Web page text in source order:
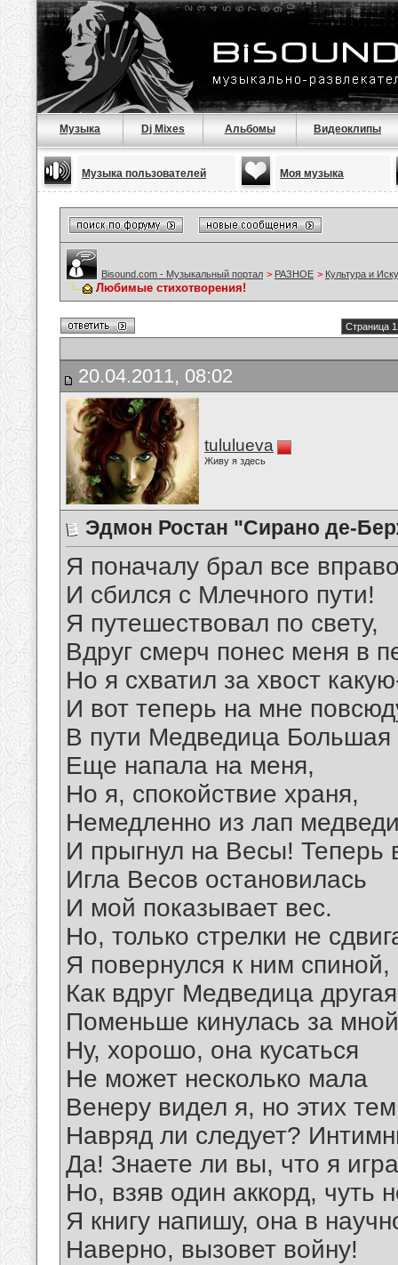
Музыка Dj Mixes Альбомы Видеоклипы
Музыка пользователей Моя музыка
Bisound.com - Музыкальный портал > РАЗНОЕ > Культура и
Любимые стихотворения!
Страница
20.04.2011, 08:02
tululueva
Живу я здесь
Эдмон Ростан "Сирано де-
Я поначалу брал все
И сбился с Млечного пути!
Я путешествовал по свету,
Вдруг смерч понес меня в
Но я схватил за хвост
И вот теперь на мне
В пути Медведица Большая
Еще напала на меня,
Но я, спокойствие храня,
Немедленно из лап
И прыгнул на Весы! Теперь
Игла Весов остановилась
И мой показывает вес.
Но, только стрелки не
Я повернулся к ним спиной,
Как вдруг Медведица другая
Поменьше кинулась за
Ну, хорошо, она кусаться
Не может несколько мала
Венеру видел я, но этих
Навряд ли следует?
Да! Знаете ли вы, что я
Но, взяв один аккорд, чуть
Я книгу напишу, она в
Наверно, вызовет войну!